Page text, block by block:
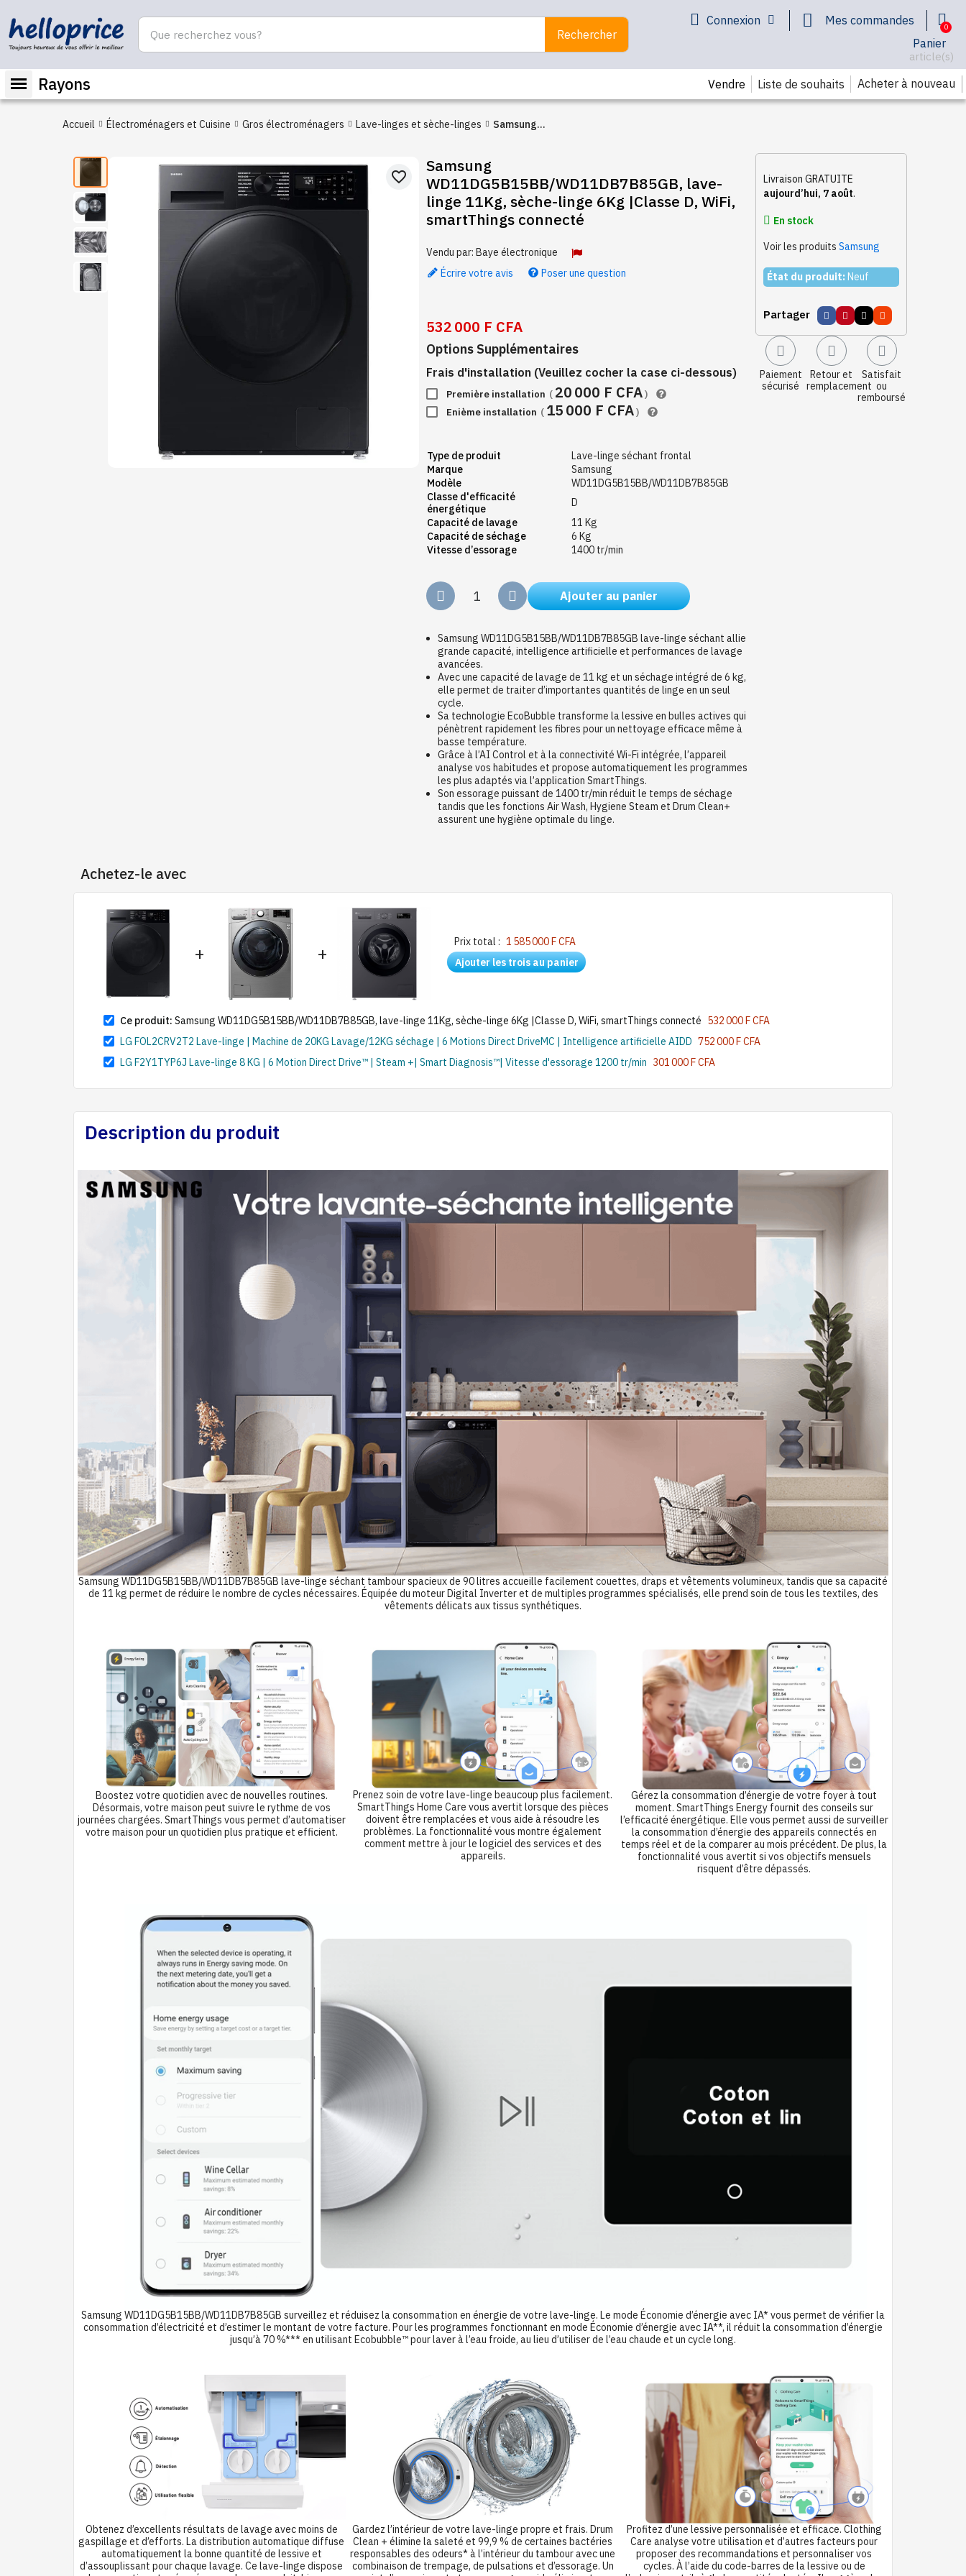
Rechercher
Connexion
Mes commandes
Panier
article(s)
Rayons Vendre Liste de souhaits Acheter à nouveau
Accueil Électroménagers et Cuisine Gros électroménagers Lave-linges et sèche-linges
Samsung
6Kg |Classe D, WiFi,
smartThings connecté
favorite_border
Samsung
WD11DG5B15BB/WD11DB7B85GB, lave-
linge 11Kg, sèche-linge 6Kg |Classe D, WiFi,
smartThings connecté
Vendu par:Baye électronique
Écrire votre avis
Poser une question
532 000 F CFA
Options Supplémentaires
Frais d'installation (Veuillez cocher la case ci-dessous)
Première installation ( 20 000 F CFA)
Enième installation ( 15 000 F CFA)
Type de produit
Lave-linge séchant frontal
Marque
Samsung
Modèle
WD11DG5B15BB/WD11DB7B85GB
Classe d'efficacité
énergétique
D
Capacité de lavage
11 Kg
Capacité de séchage
6 Kg
Vitesse d’essorage
1400 tr/min
Ajouter au panier
Samsung WD11DG5B15BB/WD11DB7B85GB lave-linge séchant allie
grande capacité, intelligence artificielle et performances de lavage
avancées.
Avec une capacité de lavage de 11 kg et un séchage intégré de 6 kg,
elle permet de traiter d’importantes quantités de linge en un seul
cycle.
Sa technologie EcoBubble transforme la lessive en bulles actives qui
pénètrent rapidement les fibres pour un nettoyage efficace même à
basse température.
Grâce à l’AI Control et à la connectivité Wi-Fi intégrée, l’appareil
analyse vos habitudes et propose automatiquement les programmes
les plus adaptés via l’application SmartThings.
Son essorage puissant de 1400 tr/min réduit le temps de séchage
tandis que les fonctions Air Wash, Hygiene Steam et Drum Clean+
assurent une hygiène optimale du linge.
Livraison GRATUITE
aujourd’hui, 7 août.
En stock
Voir les produits Samsung
État du produit: Neuf
Partager
Paiement
sécurisé
Retour et
remplacement
Satisfait
ou
remboursé
Achetez-le avec
+ +
Prix total : 1 585 000 F CFA
Ajouter les trois au panier
Ce produit: Samsung WD11DG5B15BB/WD11DB7B85GB, lave-linge 11Kg, sèche-linge 6Kg |Classe D, WiFi, smartThings connecté 532 000 F CFA
LG FOL2CRV2T2 Lave-linge | Machine de 20KG Lavage/12KG séchage | 6 Motions Direct DriveMC | Intelligence artificielle AIDD 752 000 F CFA
LG F2Y1TYP6J Lave-linge 8 KG | 6 Motion Direct Drive™ | Steam +| Smart Diagnosis™| Vitesse d'essorage 1200 tr/min 301 000 F CFA
Description du produit
Samsung WD11DG5B15BB/WD11DB7B85GB lave-linge séchant tambour spacieux de 90 litres accueille facilement couettes, draps et vêtements volumineux, tandis que sa capacité
de 11 kg permet de réduire le nombre de cycles nécessaires. Équipée du moteur Digital Inverter et de multiples programmes spécialisés, elle prend soin de tous les textiles, des
vêtements délicats aux tissus synthétiques.
Boostez votre quotidien avec de nouvelles routines.
Désormais, votre maison peut suivre le rythme de vos
journées chargées. SmartThings vous permet d’automatiser
votre maison pour un quotidien plus pratique et efficient.
Prenez soin de votre lave-linge beaucoup plus facilement.
SmartThings Home Care vous avertit lorsque des pièces
doivent être remplacées et vous aide à résoudre les
problèmes. La fonctionnalité vous montre également
comment mettre à jour le logiciel des services et des
appareils.
Gérez la consommation d’énergie de votre foyer à tout
moment. SmartThings Energy fournit des conseils sur
l’efficacité énergétique. Elle vous permet aussi de surveiller
la consommation d’énergie des appareils connectés en
temps réel et de la comparer au mois précédent. De plus, la
fonctionnalité vous avertit si vos objectifs mensuels
risquent d’être dépassés.
Samsung WD11DG5B15BB/WD11DB7B85GB surveillez et réduisez la consommation en énergie de votre lave-linge. Le mode Économie d’énergie avec IA* vous permet de vérifier la
consommation d’électricité et d’estimer le montant de votre facture. Pour les programmes fonctionnant en mode Économie d’énergie avec IA**, il réduit la consommation d’énergie
jusqu’à 70 %*** en utilisant Ecobubble™ pour laver à l’eau froide, au lieu d’utiliser de l’eau chaude et un cycle long.
Obtenez d’excellents résultats de lavage avec moins de
gaspillage et d’efforts. La distribution automatique diffuse
automatiquement la bonne quantité de lessive et
d’assouplissant pour chaque lavage. Ce lave-linge dispose
Gardez l’intérieur de votre lave-linge propre et frais. Drum
Clean + élimine la saleté et 99,9 % de certaines bactéries
responsables des odeurs* à l’intérieur du tambour avec une
combinaison de trempage, de pulsations et d’essorage. Un
Profitez d’une lessive personnalisée et efficace. Clothing
Care analyse votre utilisation et d’autres facteurs pour
proposer des recommandations et personnaliser vos
cycles. À l’aide du code-barres de la lessive ou de